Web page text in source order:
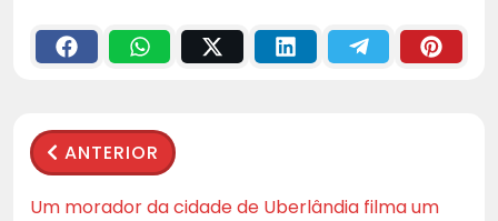
ANTERIOR
Um morador da cidade de Uberlândia filma um